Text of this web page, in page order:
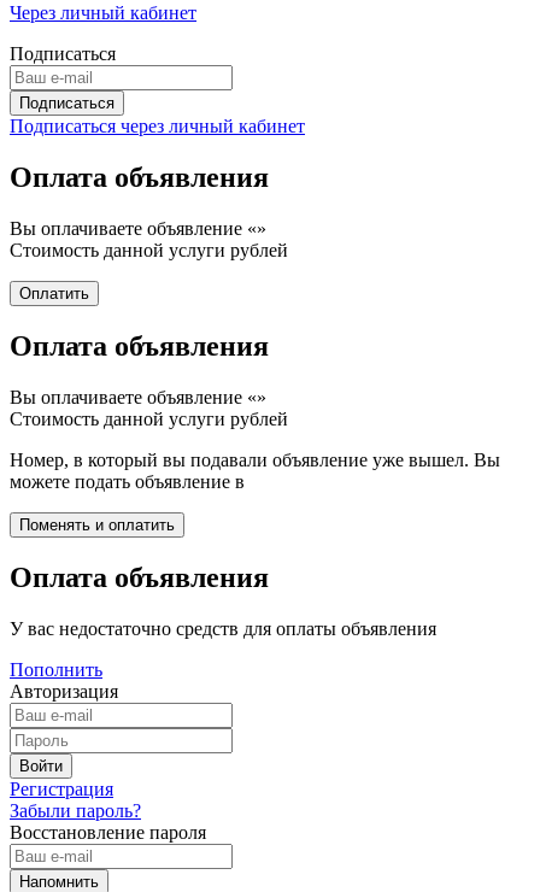
Через личный кабинет
Подписаться
Подписаться через личный кабинет
Оплата объявления
Вы оплачиваете объявление «»
Стоимость данной услуги рублей
Оплата объявления
Вы оплачиваете объявление «»
Стоимость данной услуги рублей
Номер, в который вы подавали объявление уже вышел. Вы
можете подать объявление в
Оплата объявления
У вас недостаточно средств для оплаты объявления
Пополнить
Авторизация
Регистрация
Забыли пароль?
Восстановление пароля